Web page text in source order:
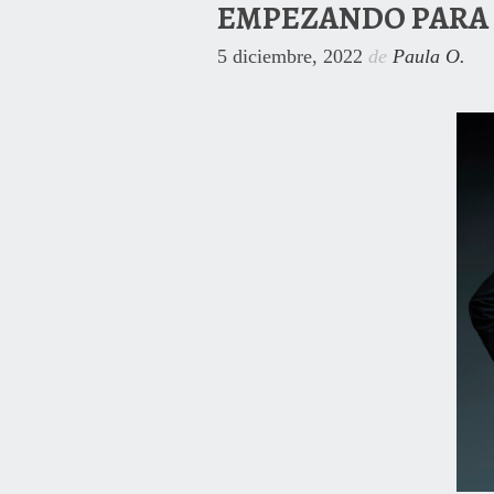
EMPEZANDO PARA
5 diciembre, 2022 de Paula O.